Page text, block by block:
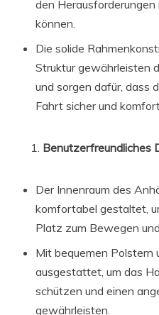
den
können.
Die solide
Struktur gewährleisten
und sorgen dafür, dass
Fahrt sicher und
Benutzerfreundliches
Der Innenraum des
komfortabel gestaltet,
Platz zum Bewegen
Mit bequemen Polstern
ausgestattet, um das
schützen und einen
gewährleisten.